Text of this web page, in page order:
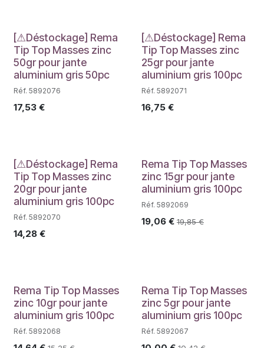
Déstockage
[⚠Déstockage] Rema
Tip Top Masses zinc
50gr pour jante
aluminium gris 50pc
Réf. 5892076
17,53 €
Déstockage
[⚠Déstockage] Rema
Tip Top Masses zinc
25gr pour jante
aluminium gris 100pc
Réf. 5892071
16,75€
Déstockage
[⚠Déstockage] Rema
Tip Top Masses zinc
20gr pour jante
aluminium gris 100pc
Réf. 5892070
14,28 €
PROMO
Rema Tip Top Masses
zinc 15gr pour jante
aluminium gris 100pc
Réf. 5892069
19,06€ 19,85€
PROMO
Rema Tip Top Masses
zinc 10gr pour jante
aluminium gris 100pc
Réf. 5892068
PROMO
Rema Tip Top Masses
zinc 5gr pour jante
aluminium gris 100pc
Réf. 5892067